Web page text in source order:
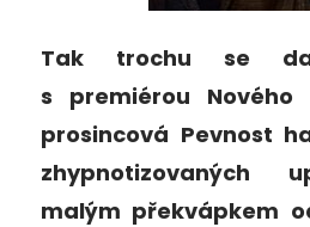
Tak trochu se
s premiérou Nového
prosincová Pevnost
zhypnotizovaných
malým překvápkem